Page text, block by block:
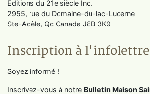
Éditions du 21e siècle Inc.
2955, rue du Domaine-du-lac-Lucerne
Ste-Adèle, Qc Canada J8B 3K9
Inscription à l'infolettre
Soyez informé !
Inscrivez-vous à notre Bulletin Maison